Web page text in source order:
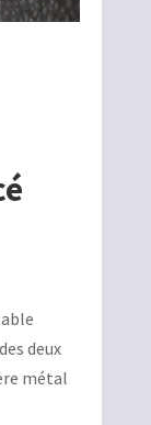
deux
métal